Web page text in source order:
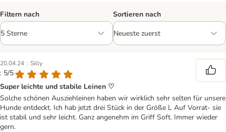
Filtern nach Sortieren nach
20.04.24 | Silly
: 5/5
Super leichte und stabile Leinen ♡
Solche schönen Ausziehleinen haben wir wirklich sehr selten für unsere
Hunde entdeckt. Ich hab jetzt drei Stück in der Größe L Auf Vorrat- sie
ist stabil und sehr leicht. Ganz angenehm im Griff Soft. Immer wieder
gern.